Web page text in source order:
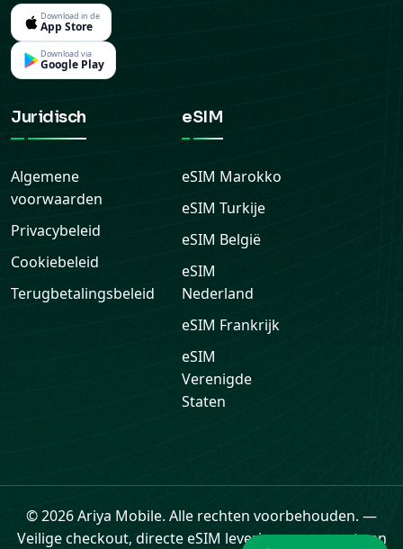
Download in de
App Store
Download via
Google Play
Juridisch
Algemene
voorwaarden
Privacybeleid
Cookiebeleid
Terugbetalingsbeleid
eSIM
eSIM Marokko
eSIM Turkije
eSIM België
eSIM
Nederland
eSIM Frankrijk
eSIM
Verenigde
Staten
© 2026 Ariya Mobile. Alle rechten voorbehouden. —
Veilige checkout, directe eSIM levering en support van
Ondersteuning